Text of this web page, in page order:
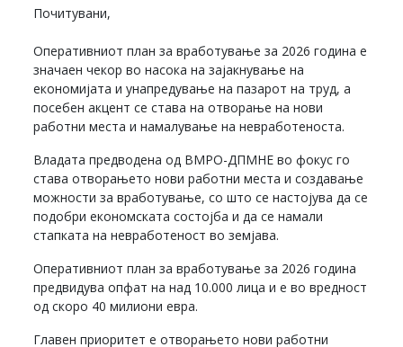
Почитувани,
Оперативниот план за вработување за 2026 година e
значаен чекор во насока на зајакнување на
економијата и унапредување на пазарот на труд, a
посебен акцент се става на отворање на нови
работни места и намалување на невработеноста.
Владата предводена од ВМРО-ДПМНЕ во фокус го
става отворањето нови работни места и создавање
можности за вработување, со што се настојува да се
подобри економската состојба и да се намали
стапката на невработеност во земјава.
Оперативниот план за вработување за 2026 година
предвидува опфат на над 10.000 лица и е во вредност
од скоро 40 милиони евра.
Главен приоритет е отворањето нови работни